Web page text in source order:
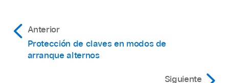
Anterior
Protección de claves en modos de
arranque alternos
Siguiente